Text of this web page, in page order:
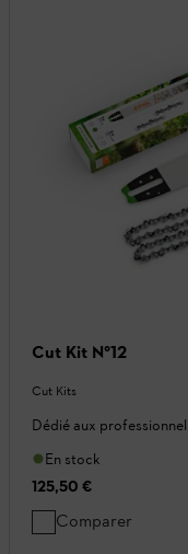
Cut Kit N°12
Cut Kits
Dédié aux
En stock
125,50 €
Comparer